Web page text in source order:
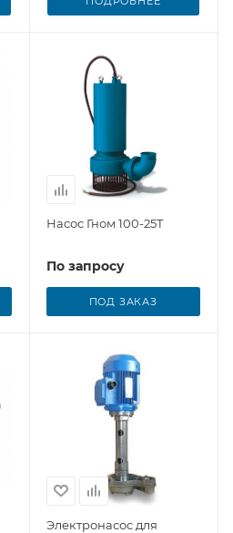
Насос Гном 100-25Т
По запросу
ПОД ЗАКАЗ
Электронасос для